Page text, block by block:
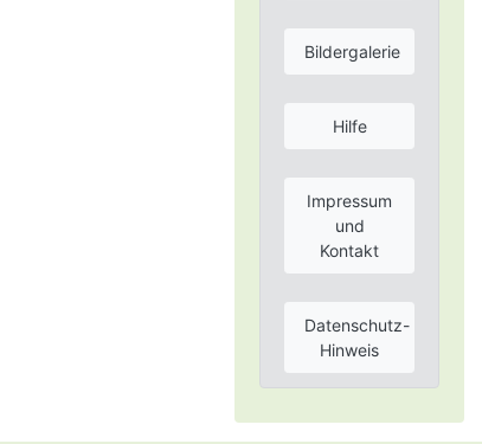
Bildergalerie
Hilfe
Impressum
und
Kontakt
Datenschutz-
Hinweis